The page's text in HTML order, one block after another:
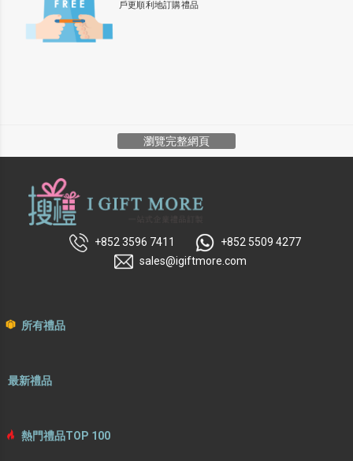
戶更順利地訂購禮品
瀏覽完整網頁
+852 3596 7411
+852 5509 4277
sales@igiftmore.com
所有禮品
最新禮品
熱門禮品TOP 100